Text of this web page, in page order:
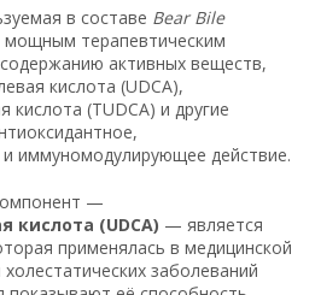
в составе Bear Bile
мощным терапевтическим
активных веществ,
кислота (UDCA),
кислота (TUDCA) и другие
иммуномодулирующее действие.
—
кислота (UDCA) — является
применялась в медицинской
заболеваний